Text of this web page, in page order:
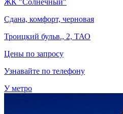
ЖК "Солнечный"
Сдана, комфорт, черновая
Троицкий бульв., 2, ТАО
Цены по запросу
Узнавайте по телефону
У метро